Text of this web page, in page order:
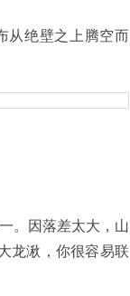
从绝壁之上腾空而
。因落差太大，山
龙湫，你很容易联